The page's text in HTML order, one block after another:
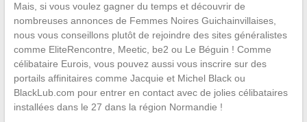
Mais, si vous voulez gagner du temps et découvrir de
nombreuses annonces de Femmes Noires Guichainvillaises,
nous vous conseillons plutôt de rejoindre des sites généralistes
comme EliteRencontre, Meetic, be2 ou Le Béguin ! Comme
célibataire Eurois, vous pouvez aussi vous inscrire sur des
portails affinitaires comme Jacquie et Michel Black ou
BlackLub.com pour entrer en contact avec de jolies célibataires
installées dans le 27 dans la région Normandie !